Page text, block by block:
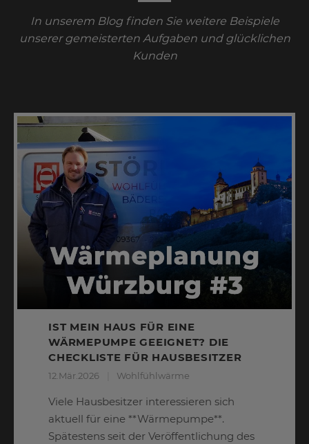
In unserem Blog finden Sie weitere Beispiele
unserer gemeisterten Aufgaben und glücklichen
Kunden
IST MEIN HAUS FÜR EINE
WÄRMEPUMPE GEEIGNET? DIE
CHECKLISTE FÜR HAUSBESITZER
12.Mär.2026 Wohlfühlwärme
Viele Hausbesitzer interessieren sich
aktuell für eine **Wärmepumpe**.
Spätestens seit der Veröffentlichung des